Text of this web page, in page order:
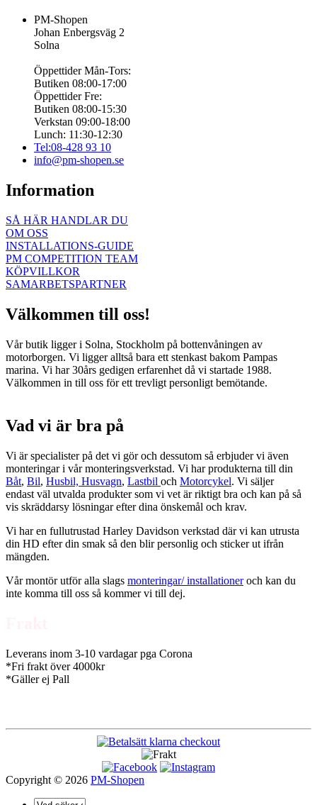
PM-Shopen
Johan Enbergsväg 2
Solna
Öppettider Mån-Tors:
Butiken 08:00-17:00
Öppettider Fre:
Butiken 08:00-15:30
Verkstan 09:00-18:00
Lunch: 11:30-12:30
Tel:08-428 93 10
info@pm-shopen.se
Information
SÅ HÄR HANDLAR DU
OM OSS
INSTALLATIONS-GUIDE
PM COMPETITION TEAM
KÖPVILLKOR
SAMARBETSPARTNER
Välkommen till oss!
Vår butik ligger i Solna, Stockholm på bottenvåningen av
motorborgen. Vi ligger alltså bara ett stenkast bakom Pampas
marina. Vi har 30års gedigen erfarenhet då vi startade 1988.
Välkommen in till oss för ett trevligt personligt bemötande.
Vad vi är bra på
Vi är specialister på det vi gör och dessutom så erbjuder vi även
monteringar i vår monteringsverkstad. Vi har produkterna till din
Båt, Bil, Husbil, Husvagn, Lastbil och Motorcykel. Vi säljer
endast väl utvalda produkter som vi vet är riktigt bra och kan på så
vis skräddarsy lösningar efter dina önskemål och krav.
Vi har en fullutrustad Harley Davidson verkstad där vi kan utrusta
din HD efter din smak så den blir personlig och sticker ut ifrån
mängden.
Vår montör utför alla slags monteringar/ installationeroch kan du
inte komma till oss så kommer vi till dej.
Leverans inom 3-10 vardagar pga Corona
*Fri frakt över 4000kr
*Gäller ej Pall
Copyright © 2026 PM-Shopen